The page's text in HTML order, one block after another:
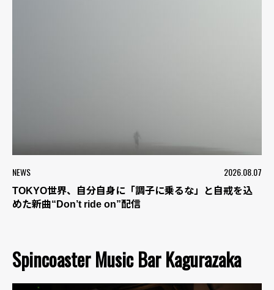
NEWS 2026.08.07
TOKYO世界、自分自身に「調子に乗るな」と自戒を込
めた新曲“Don’t ride on”配信
Spincoaster Music Bar Kagurazaka